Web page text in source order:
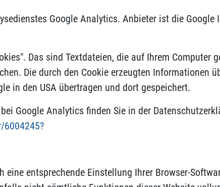
Google Analytics. Anbieter ist die
Das sind Textdateien, die auf Ihrem Computer
Die durch den Cookie erzeugten Informationen
in den USA übertragen und dort gespeichert.
Google Analytics finden Sie in der
eine entsprechende Einstellung Ihrer Browser-